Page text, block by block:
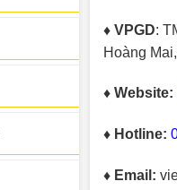
♦ VPGD:
Hoàng
♦ Website:
♦ Hotline:
♦ Email: